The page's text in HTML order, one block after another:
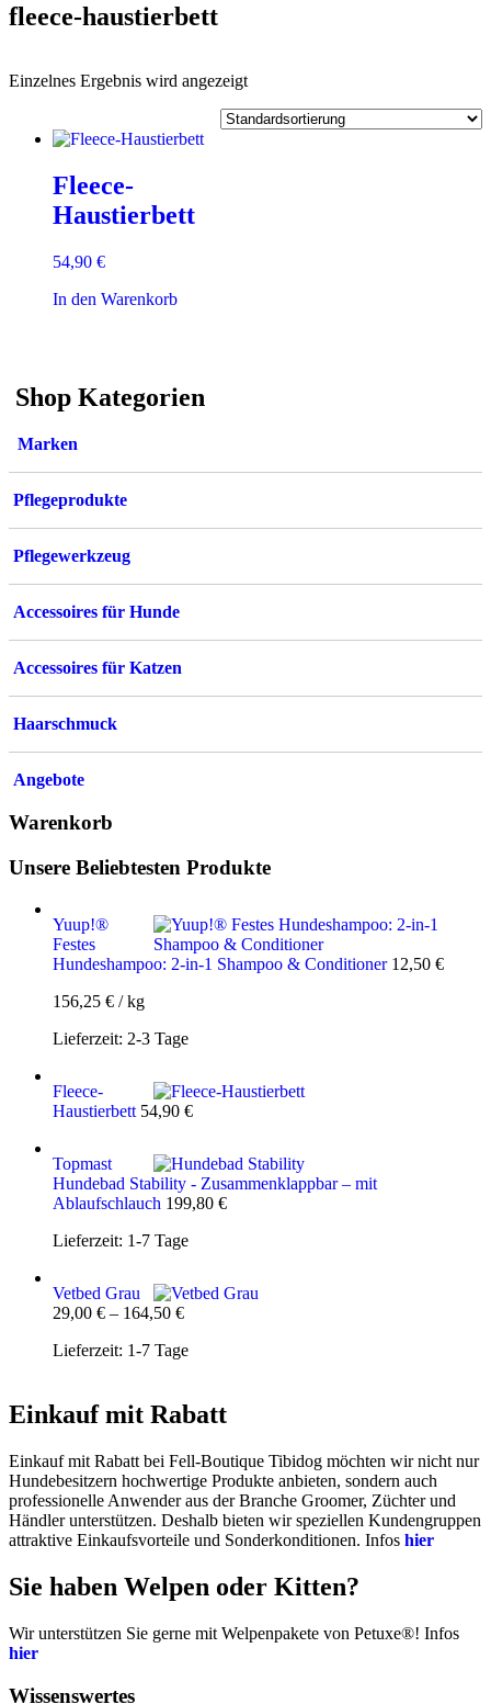
fleece-haustierbett
Einzelnes Ergebnis wird angezeigt
Fleece-
Haustierbett
54,90 €
In den Warenkorb
Shop Kategorien
Marken
Pflegeprodukte
Pflegewerkzeug
Accessoires für Hunde
Accessoires für Katzen
Haarschmuck
Angebote
Warenkorb
Unsere Beliebtesten Produkte
Yuup!®
Festes
Hundeshampoo: 2-in-1 Shampoo & Conditioner 12,50 €
156,25 € /kg
Lieferzeit: 2-3 Tage
Fleece-
Haustierbett 54,90 €
Topmast
Hundebad Stability - Zusammenklappbar – mit
Ablaufschlauch 199,80 €
Lieferzeit: 1-7 Tage
Vetbed Grau
29,00 € – 164,50 €
Lieferzeit: 1-7 Tage
Einkauf mit Rabatt
Einkauf mit Rabatt bei Fell-Boutique Tibidog möchten wir nicht nur
Hundebesitzern hochwertige Produkte anbieten, sondern auch
professionelle Anwender aus der Branche Groomer, Züchter und
Händler unterstützen. Deshalb bieten wir speziellen Kundengruppen
attraktive Einkaufsvorteile und Sonderkonditionen. Infos hier
Sie haben Welpen oder Kitten?
Wir unterstützen Sie gerne mit Welpenpakete von Petuxe®! Infos
hier
Wissenswertes